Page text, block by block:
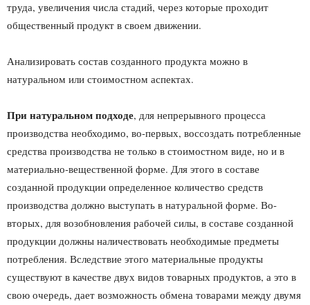
труда, увеличения числа стадий, через которые проходит
общественный продукт в своем движении.
Анализировать состав созданного продукта можно в
натуральном или стоимостном аспектах.
При натуральном подходе, для непрерывного процесса
производства необходимо, во-первых, воссоздать потребленные
средства производства не только в стоимостном виде, но и в
материально-вещественной форме. Для этого в составе
созданной продукции определенное количество средств
производства должно выступать в натуральной форме. Во-
вторых, для возобновления рабочей силы, в составе созданной
продукции должны наличествовать необходимые предметы
потребления. Вследствие этого материальные продукты
существуют в качестве двух видов товарных продуктов, а это в
свою очередь, дает возможность обмена товарами между двумя